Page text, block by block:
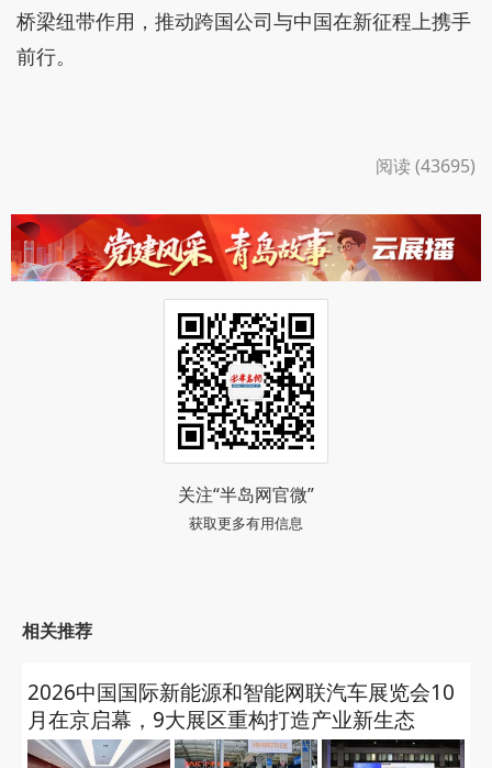
桥梁纽带作用，推动跨国公司与中国在新征程上携手
前行。
阅读 (43695)
关注“半岛网官微”
获取更多有用信息
相关推荐
2026中国国际新能源和智能网联汽车展览会10
月在京启幕，9大展区重构打造产业新生态